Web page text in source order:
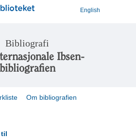
English
Bibliografi
Ibsen-
bibliografien
Om bibliografien